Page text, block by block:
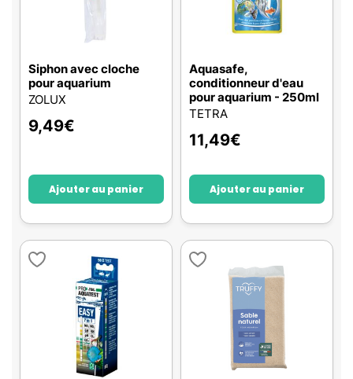
Siphon avec cloche
pour aquarium
ZOLUX
9,49€
Ajouter au panier
Aquasafe,
conditionneur d'eau
pour aquarium - 250ml
TETRA
11,49€
Ajouter au panier